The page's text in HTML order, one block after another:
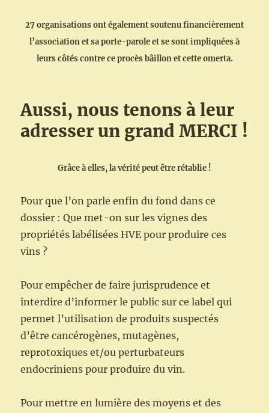
27 organisations ont également soutenu financièrement
l’association et sa porte-parole et se sontimpliquéesà
leurs côtés contre ce procès bâillon et cette omerta.
Aussi, nous tenons à leur
adresser un grand MERCI !
Grâceàelles,lavéritépeutêtrerétablie !
Pour que l’on parle enfin du fond dans ce
dossier : Que met-on sur les vignes des
propriétés labélisées HVE pour produire ces
vins ?
Pour empêcher de faire jurisprudence et
interdire d’informer le public sur ce label qui
permet l’utilisation de produits suspectés
d’être cancérogènes, mutagènes,
reprotoxiques et/ou perturbateurs
endocriniens pour produire du vin.
Pour mettre en lumière des moyens et des